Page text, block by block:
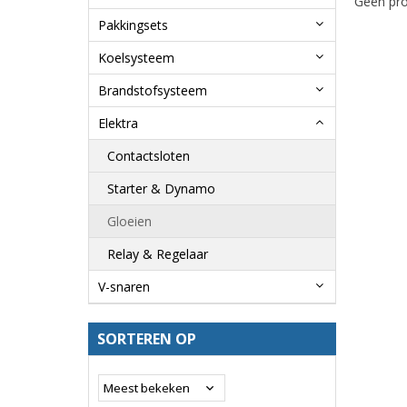
Pakkingsets
Koelsysteem
Brandstofsysteem
Elektra
Contactsloten
Starter & Dynamo
Gloeien
Relay & Regelaar
V-snaren
SORTEREN OP